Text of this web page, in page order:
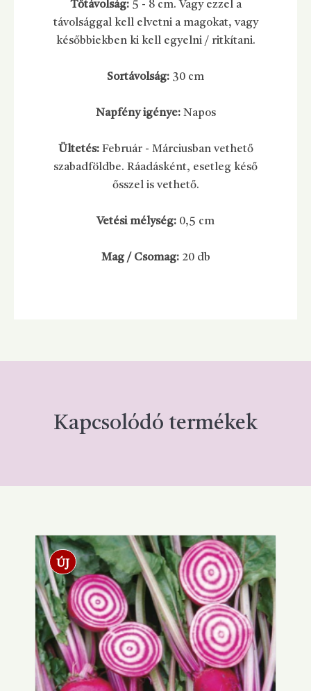
Tőtávolság:5 - 8 cm. Vagy ezzel a
távolsággal kell elvetni a magokat, vagy
későbbiekben ki kell egyelni / ritkítani.
Sortávolság: 30 cm
Napfény igénye:Napos
Ültetés:Február - Márciusban vethető
szabadföldbe. Ráadásként, esetleg késő
ősszel is vethető.
Vetési mélység: 0,5 cm
Mag / Csomag:20 db
Kapcsolódó termékek
ÚJ